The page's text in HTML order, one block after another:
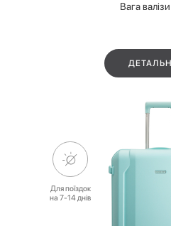
Вага
Для поїздок
на 7-14 днів